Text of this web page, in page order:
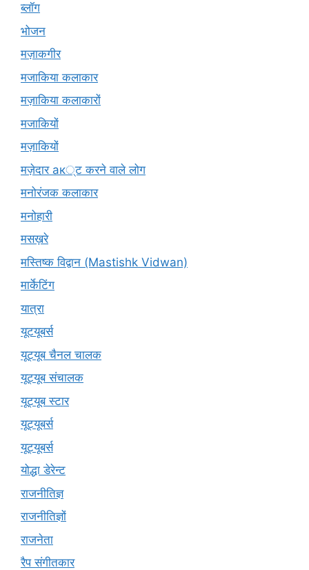
ब्लॉग
भोजन
मज़ाकगीर
मजाकिया कलाकार
मज़ाकिया कलाकारों
मजाकियों
मज़ाकियों
मज़ेदार ак्ट करने वाले लोग
मनोरंजक कलाकार
मनोहारी
मसख़रे
मस्तिष्क विद्वान (Mastishk Vidwan)
मार्केटिंग
यात्रा
यूटयूबर्स
यूट्यूब चैनल चालक
यूट्यूब संचालक
यूट्यूब स्टार
यूट्यूबर्स
यूट्‍यूबर्स
योद्धा डेरेन्ट
राजनीतिज्ञ
राजनीतिज्ञों
राजनेता
रैप संगीतकार